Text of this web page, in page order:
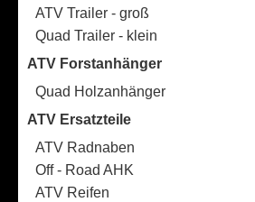
ATV Trailer - groß
Quad Trailer - klein
ATV Forstanhänger
Quad Holzanhänger
ATV Ersatzteile
ATV Radnaben
Off - Road AHK
ATV Reifen